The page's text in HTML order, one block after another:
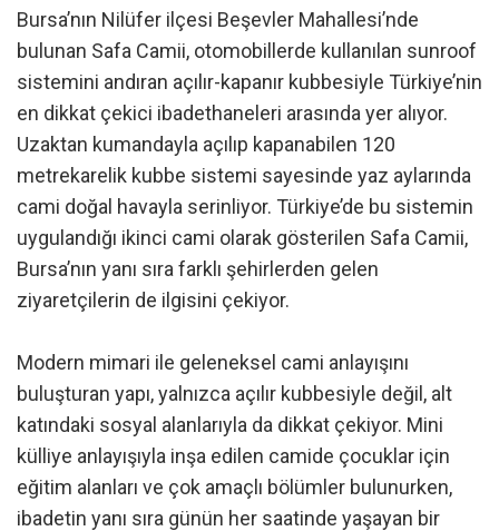
Bursa’nın Nilüfer ilçesi Beşevler Mahallesi’nde
bulunan Safa Camii, otomobillerde kullanılan sunroof
sistemini andıran açılır-kapanır kubbesiyle Türkiye’nin
en dikkat çekici ibadethaneleri arasında yer alıyor.
Uzaktan kumandayla açılıp kapanabilen 120
metrekarelik kubbe sistemi sayesinde yaz aylarında
cami doğal havayla serinliyor. Türkiye’de bu sistemin
uygulandığı ikinci cami olarak gösterilen Safa Camii,
Bursa’nın yanı sıra farklı şehirlerden gelen
ziyaretçilerin de ilgisini çekiyor.
Modern mimari ile geleneksel cami anlayışını
buluşturan yapı, yalnızca açılır kubbesiyle değil, alt
katındaki sosyal alanlarıyla da dikkat çekiyor. Mini
külliye anlayışıyla inşa edilen camide çocuklar için
eğitim alanları ve çok amaçlı bölümler bulunurken,
ibadetin yanı sıra günün her saatinde yaşayan bir